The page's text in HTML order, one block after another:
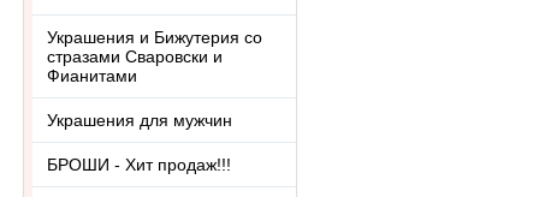
Украшения и Бижутерия со
стразами Сваровски и
Фианитами
Украшения для мужчин
БРОШИ - Хит продаж!!!